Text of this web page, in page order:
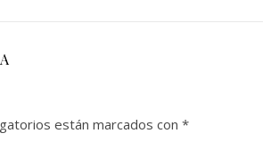
están marcados con *